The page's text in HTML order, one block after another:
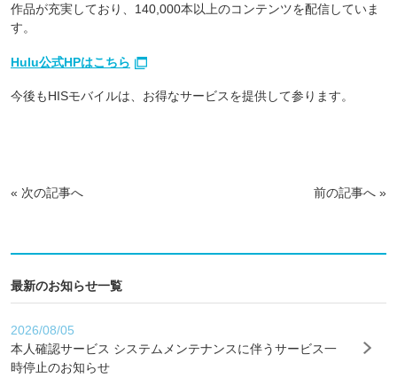
作品が充実しており、140,000本以上のコンテンツを配信していま
す。
Hulu公式HPはこちら
今後もHISモバイルは、お得なサービスを提供して参ります。
« 次の記事へ 前の記事へ »
最新のお知らせ一覧
2026/08/05
本人確認サービス システムメンテナンスに伴うサービス一
時停止のお知らせ